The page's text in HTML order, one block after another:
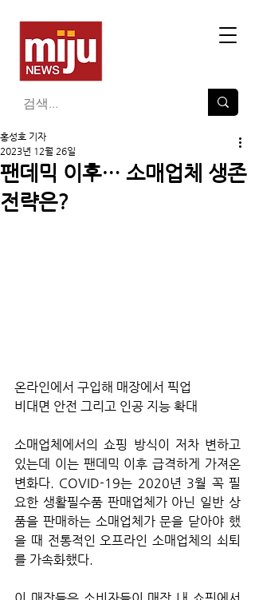
팬데믹 이후… 소매업체 생존
전략은?
홍성호 기자
2023년 12월 26일
온라인에서 구입해 매장에서 픽업
비대면 안전 그리고 인공 지능 확대
소매업체에서의 쇼핑 방식이 저차 변하고
있는데 이는 팬데믹 이후 급격하게 가져온
변화다. COVID-19는 2020년 3월 꼭 필
요한 생활필수품 판매업체가 아닌 일반 상
품을 판매하는 소매업체가 문을 닫아야 했
을 때 전통적인 오프라인 소매업체의 쇠퇴
를 가속화했다.